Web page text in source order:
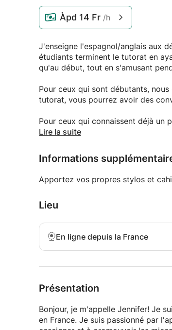
Àpd 14 Fr /h
J'enseigne l'espagnol/anglais aux
étudiants terminent le tutorat en
qu'au début, tout en s'amusant
Pour ceux qui sont débutants,
tutorat, vous pourrez avoir des
Pour ceux qui connaissent déjà un
consoliderons toutes les
De petites quantités de devoirs
inquiétez pas de l'intensité du
Lire la suite
Informations
Apportez vos propres stylos et
Lieu
En ligne depuis la France
Présentation
Bonjour, je m'appelle Jennifer! Je
en France. Je suis passionné par